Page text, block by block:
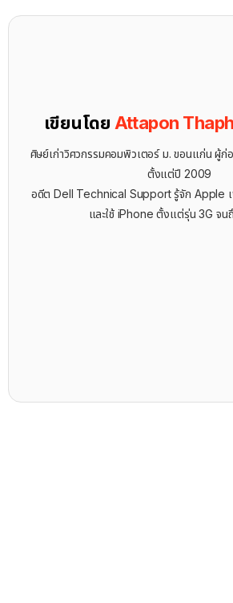
เขียนโดย Attapon
ศิษย์เก่าวิศวกรรมคอมพิวเตอร์ ม. ขอนแก่น ผู้
ตั้งแต่ปี 2009
อดีต Dell Technical Support รู้จัก ​Apple
และใช้ iPhone ตั้งแต่รุ่น 3G จน